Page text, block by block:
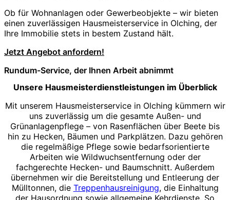
Ob für Wohnanlagen oder Gewerbeobjekte – wir bieten
einen zuverlässigen Hausmeisterservice in Olching, der
Ihre Immobilie stets in bestem Zustand hält.
Jetzt Angebot anfordern!
Rundum-Service, der Ihnen Arbeit abnimmt
Unsere Hausmeisterdienstleistungen im Überblick
Mit unserem Hausmeisterservice in Olching kümmern wir
uns zuverlässig um die gesamte Außen- und
Grünanlagenpflege – von Rasenflächen über Beete bis
hin zu Hecken, Bäumen und Parkplätzen. Dazu gehören
die regelmäßige Pflege sowie bedarfsorientierte
Arbeiten wie Wildwuchsentfernung oder der
fachgerechte Hecken- und Baumschnitt. Außerdem
übernehmen wir die Bereitstellung und Entleerung der
Mülltonnen, die Treppenhausreinigung, die Einhaltung